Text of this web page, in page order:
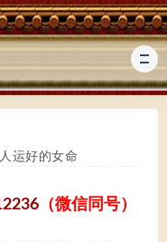
运好的女命
（微信同号）